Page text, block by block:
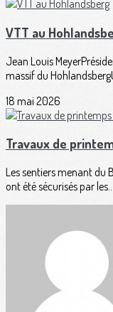
VTT au
Jean Louis
massif du
18 mai 2026
Travaux de
Les sentiers menant du
ont été sécurisés par les...